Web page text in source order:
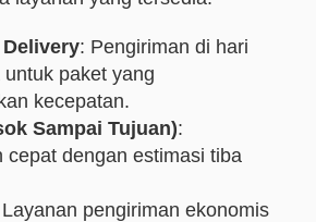
Delivery: Pengiriman di hari
paket yang
kecepatan.
Sampai Tujuan):
cepat dengan estimasi tiba
pengiriman ekonomis